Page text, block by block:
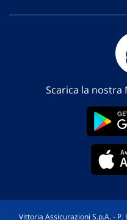
Scarica la nostra
Vittoria Assicurazioni S.p.A. -